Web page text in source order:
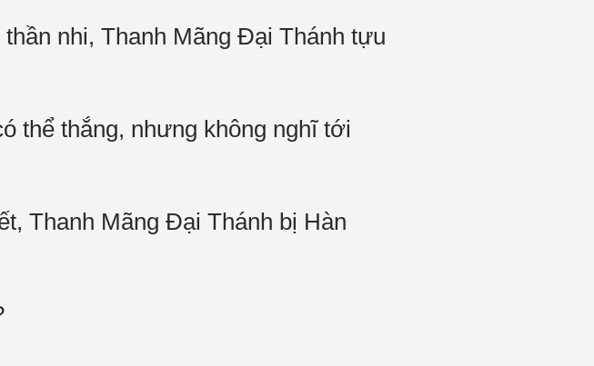
nhi, Thanh Mãng Đại Thánh tựu
thể thắng, nhưng không nghĩ tới
Thanh Mãng Đại Thánh bị Hàn